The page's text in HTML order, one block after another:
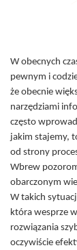
W obecnych
pewnym i
że obecnie
narzędziami
często
jakim stajemy,
od strony
Wbrew
obarczonym
W takich
która wesprze
rozwiązania
oczywiście